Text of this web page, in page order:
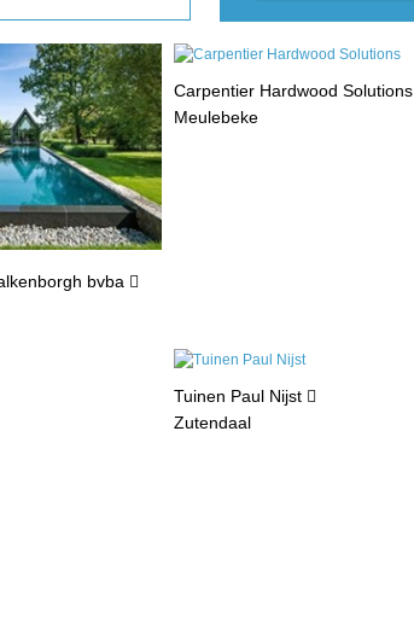
bvba
Carpentier Hardwood Solutions
Meulebeke
Tuinen Paul Nijst
Zutendaal